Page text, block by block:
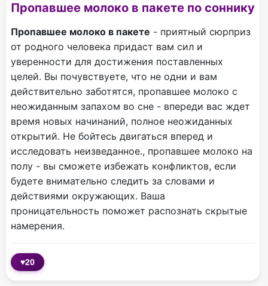
Пропавшее молоко в пакете по соннику
Пропавшее молоко в пакете - приятный сюрприз
от родного человека придаст вам сил и
уверенности для достижения поставленных
целей. Вы почувствуете, что не одни и вам
действительно заботятся, пропавшее молоко с
неожиданным запахом во сне - впереди вас ждет
время новых начинаний, полное неожиданных
открытий. Не бойтесь двигаться вперед и
исследовать неизведанное., пропавшее молоко на
полу - вы сможете избежать конфликтов, если
будете внимательно следить за словами и
действиями окружающих. Ваша
проницательность поможет распознать скрытые
намерения.
♥20